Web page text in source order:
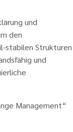
und
den
stabilen Strukturen
und
Management“